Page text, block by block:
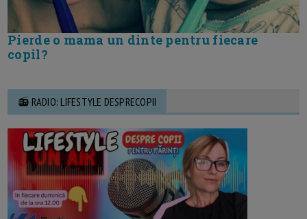
Pierde o mama un dinte pentru fiecare
copil?
📻 RADIO: LIFESTYLE DESPRECOPII